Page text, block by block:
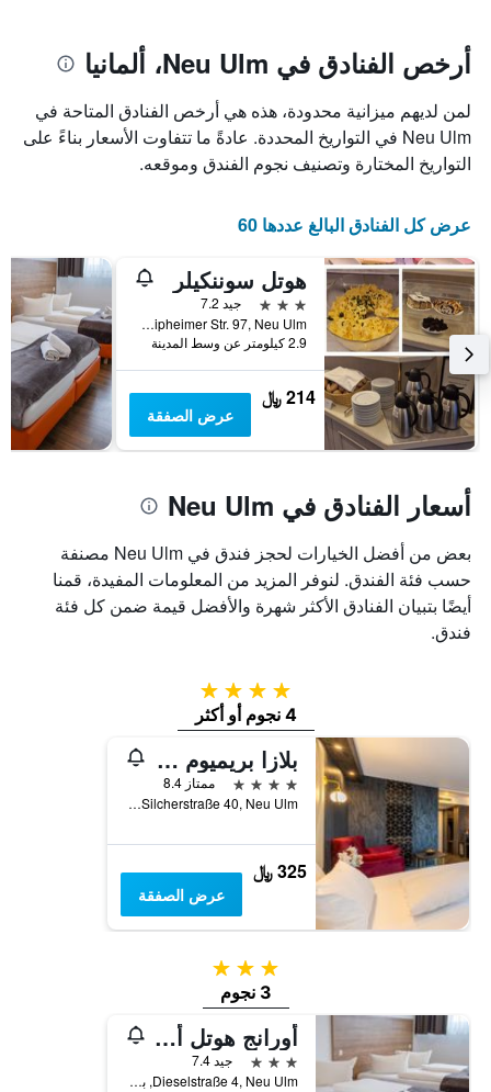
المخطط
1
Y
الذي
يعرض
متوسط
غرفة
في
عطلة
نهاية
هذا
الأسبوع
خلال
آخر
3
أيام
محور
الذي
يعرض
عدد
الأيام
الإقامة
يتضمن
المخطط
التالي
1
محور
Y
الذي
يعرض
متوسط
سعر
غرفة
أرخص الفنادق في Neu Ulm، ألمانيا
لمن لديهم ميزانية محدودة، هذه هي أرخص الفنادق المتاحة في
Neu Ulm في التواريخ المحددة. عادةً ما تتفاوت الأسعار بناءً على
التواريخ المختارة وتصنيف نجوم الفندق وموقعه.
عرض كل الفنادق البالغ عددها 60
هوتل سوننكيلر
3 نجوم
جيد 7.2
Leipheimer Str. 97, Neu Ulm, بافاريا, ألمانيا
2.9 كيلومتر عن وسط المدينة
214 ﷼
عرض الصفقة
أسعار الفنادق في Neu Ulm
بعض من أفضل الخيارات لحجز فندق في Neu Ulm مصنفة
حسب فئة الفندق. لنوفر المزيد من المعلومات المفيدة، قمنا
أيضًا بتبيان الفنادق الأكثر شهرة والأفضل قيمة ضمن كل فئة
فندق.
4 نجوم
4 نجوم أو أكثر
بلازا بريميوم بارك هوتل نيو-أولم
4 نجوم
ممتاز 8.4
Silcherstraße 40, Neu Ulm, بافاريا, ألمانيا
325 ﷼
عرض الصفقة
3 نجوم
3 نجوم
أورانج هوتل أوند أبارتمنتس
3 نجوم
جيد 7.4
Dieselstraße 4, Neu Ulm, بافاريا, ألمانيا